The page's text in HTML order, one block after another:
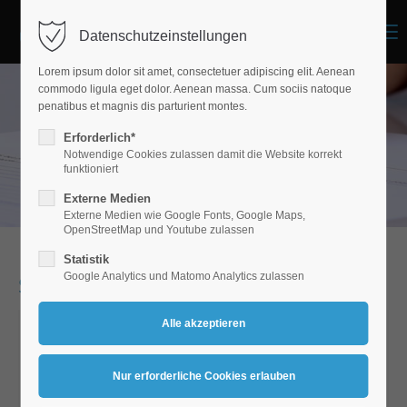
Satzungen
Bauen | Wohnen
Datenschutzeinstellungen
Lorem ipsum dolor sit amet, consectetuer adipiscing elit. Aenean
commodo ligula eget dolor. Aenean massa. Cum sociis natoque
penatibus et magnis dis parturient montes.
Erforderlich*
Notwendige Cookies zulassen damit die Website korrekt
funktioniert
Externe Medien
Externe Medien wie Google Fonts, Google Maps,
OpenStreetMap und Youtube zulassen
Statistik
Google Analytics und Matomo Analytics zulassen